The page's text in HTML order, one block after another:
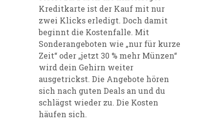
Kreditkarte ist der Kauf mit nur
zwei Klicks erledigt. Doch damit
beginnt die Kostenfalle. Mit
Sonderangeboten wie „nur für kurze
Zeit“ oder „jetzt 30 % mehr Münzen“
wird dein Gehirn weiter
ausgetrickst. Die Angebote hören
sich nach guten Deals an und du
schlägst wieder zu. Die Kosten
häufen sich.